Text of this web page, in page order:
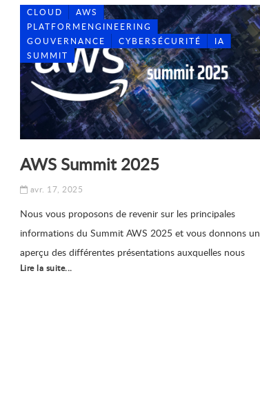
de s’informer
CLOUD
AWS
PLATFORMENGINEERING
GOUVERNANCE
CYBERSÉCURITÉ
IA
SUMMIT
AWS Summit 2025
avr. 17, 2025
Nous vous proposons de revenir sur les principales
informations du Summit AWS 2025 et vous donnons un
aperçu des différentes présentations auxquelles nous
avons assistés.
Lire la suite...